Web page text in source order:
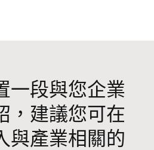
一段與您企業
，建議您可在
與產業相關的